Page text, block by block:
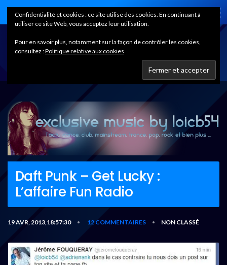
Home
Daft Punk – Get Lucky :
L’affaire Fun Radio
19 AVR, 2013,18:57:30 • 12 COMMENTAIRES • NON CLASSÉ
Confidentialité et cookies : ce site utilise des cookies. En continuant à
utiliser ce site Web, vous acceptez leur utilisation.
Pour en savoir plus, notamment sur la façon de contrôler les cookies,
consultez :Politique relative aux cookies